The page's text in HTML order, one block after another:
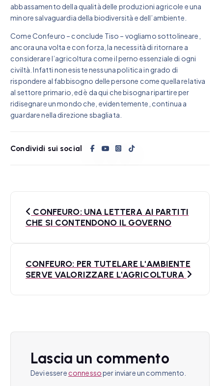
abbassamento della qualità delle produzioni agricole e una
minore salvaguardia della biodiversità e dell’ambiente.
Come Confeuro – conclude Tiso – vogliamo sottolineare,
ancora una volta e con forza, la necessità di ritornare a
considerare l’agricoltura come il perno essenziale di ogni
civiltà. Infatti non esiste nessuna politica in grado di
rispondere al fabbisogno delle persone come quella relativa
al settore primario, ed è da qui che bisogna ripartire per
ridisegnare un mondo che, evidentemente, continua a
guardare nella direzione sbagliata.
Condividi sui social
i
CONFEURO: UNA LETTERA AI PARTITI
CHE SI CONTENDONO IL GOVERNO
CONFEURO: PER TUTELARE L'AMBIENTE
SERVE VALORIZZARE L'AGRICOLTURA
Lascia un commento
Devi essereconnessoper inviare un commento.